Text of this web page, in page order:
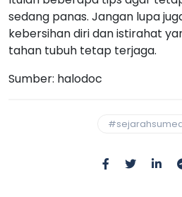
sedang panas. Jangan lupa
kebersihan diri dan istirahat
tahan tubuh tetap terjaga.
Sumber: halodoc